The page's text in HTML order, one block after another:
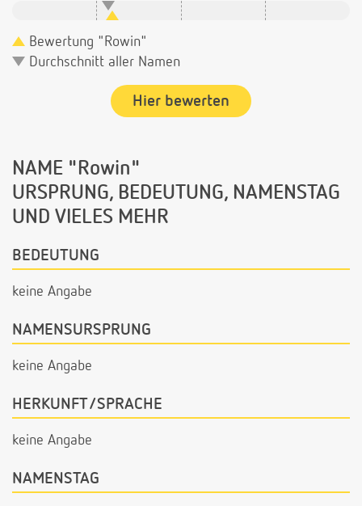
Bewertung "Rowin"
Durchschnitt aller Namen
Hier bewerten
NAME "Rowin"
URSPRUNG, BEDEUTUNG, NAMENSTAG
UND VIELES MEHR
BEDEUTUNG
keine Angabe
NAMENSURSPRUNG
keine Angabe
HERKUNFT/SPRACHE
keine Angabe
NAMENSTAG